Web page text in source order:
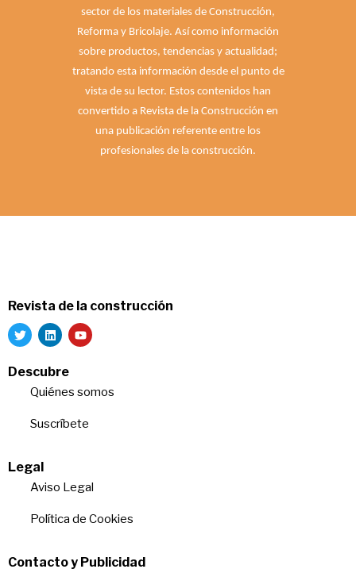
sector de los materiales de Construcción,
Reforma y Bricolaje. Así como información
sobre productos, tendencias y actualidad;
tratando esta información desde el punto de
vista de su lector. Estos contenidos han
convertido a Revista de la Construcción en
una publicación referente entre los
profesionales de la construcción.
Revista de la construcción
Descubre
Quiénes somos
Suscríbete
Legal
Aviso Legal
Política de Cookies
Contacto y Publicidad